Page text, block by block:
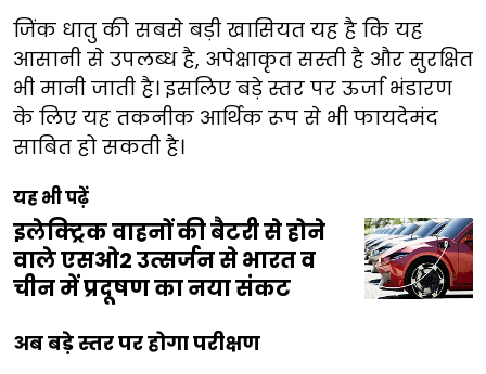
जिंक धातु की सबसे बड़ी खासियत यह है कि यह
आसानी से उपलब्ध है, अपेक्षाकृत सस्ती है और सुरक्षित
भी मानी जाती है। इसलिए बड़े स्तर पर ऊर्जा भंडारण
के लिए यह तकनीक आर्थिक रूप से भी फायदेमंद
साबित हो सकती है।
यह भी पढ़ें
इलेक्ट्रिक वाहनों की बैटरी से होने
वाले एसओ2 उत्सर्जन से भारत व
चीन में प्रदूषण का नया संकट
अब बड़े स्तर पर होगा परीक्षण